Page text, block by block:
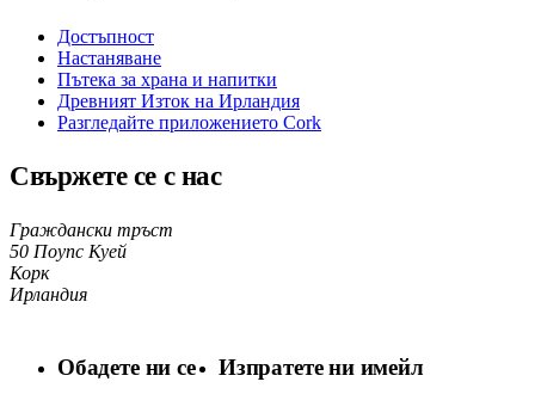
Достъпност
Настаняване
Пътека за храна и напитки
Древният Изток на Ирландия
Разгледайте приложението Cork
Свържете се с нас
Граждански тръст
50 Поупс Куей
Корк
Ирландия
Обадете ни се Изпратете ни имейл